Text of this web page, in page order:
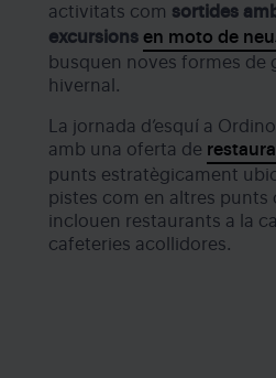
activitats com sortides
excursions en moto de neu
busquen noves formes de
hivernal.
La jornada d’esquí a
amb una oferta de
punts estratègicament
pistes com en altres punts
inclouen restaurants a la
cafeteries acollidores.